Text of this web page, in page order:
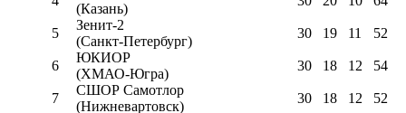
(Казань)
5
Зенит-2
(Санкт-Петербург)
30 19 11 52
6
ЮКИОР
(ХМАО-Югра)
30 18 12 54
7
СШОР Самотлор
(Нижневартовск)
30 18 12 52